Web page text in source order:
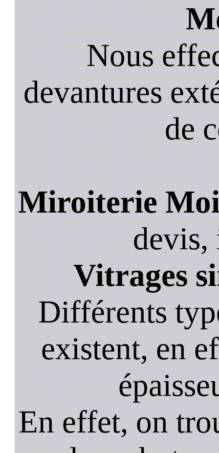
Nous
devantures
de
Miroiterie
devis,
Vitrages
Différents
existent, en
En effet, on